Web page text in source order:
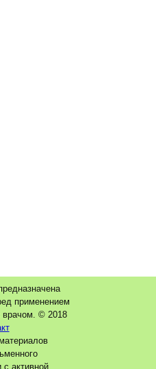
применением
врачом. © 2018
активной